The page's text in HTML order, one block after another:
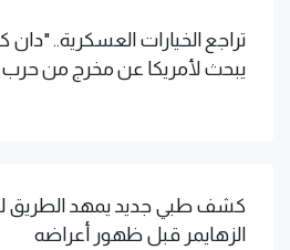
تراجع الخيارات العسكرية.. "دان
يبحث لأمريكا عن مخرج من حرب
كشف طبي جديد يمهد الطريق
الزهايمر قبل ظهور أعراضه